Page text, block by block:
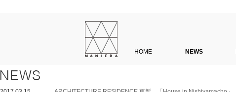
HOME NEWS